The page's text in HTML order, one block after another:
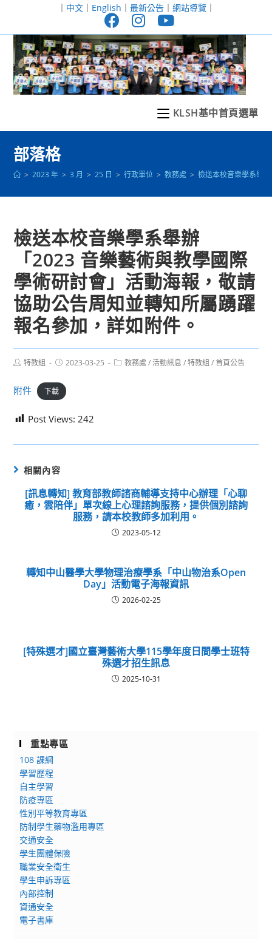
至
｜ 中文｜ English ｜ 最新公告｜ 網站導覽｜
KLSH基中首頁選單
部落格
> 2023 年 > 3 月 > 25 日 > 行政單位 > 教務處 > 檢送本校音樂學系舉
檢送本校音樂學系舉辦
「2023 音樂藝術與教學國際
學術研討會」活動海報，敬請
協助公告周知並轉知所屬踴躍
報名參加，詳如附件。
Post特教組
Post2023-03-25
Post教務處 / 活動訊息 / 特教組 / 首頁公告
附件 下載
Post Views: 242
相關內容
[訊息轉知] 教育部教師諮商輔導支持中心辦理「心聊
癒，雲陪伴」單次線上心理諮詢服務，提供個別諮詢
服務，請本校教師多加利用。
2023-05-12
轉知中山醫學大學物理治療學系「中山物治系Open
Day」活動電子海報資訊
2026-02-25
[特殊選才]國立臺灣藝術大學115學年度日間學士班特
殊選才招生訊息
2025-10-31
重點專區
108 課綱
學習歷程
自主學習
防疫專區
性別平等教育專區
防制學生藥物濫用專區
交通安全
學生團體保險
職業安全衛生
學生申訴專區
內部控制
資通安全
電子書庫